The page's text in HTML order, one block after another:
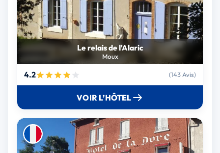
Le relais de l'Alaric
Moux
4.2 (143 Avis)
VOIR L’HÔTEL